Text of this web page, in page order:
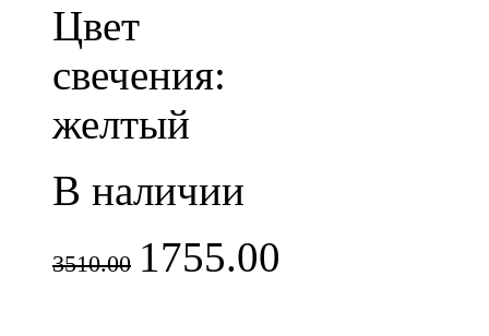
Цвет
свечения:
желтый
В наличии
3510.00 1755.00